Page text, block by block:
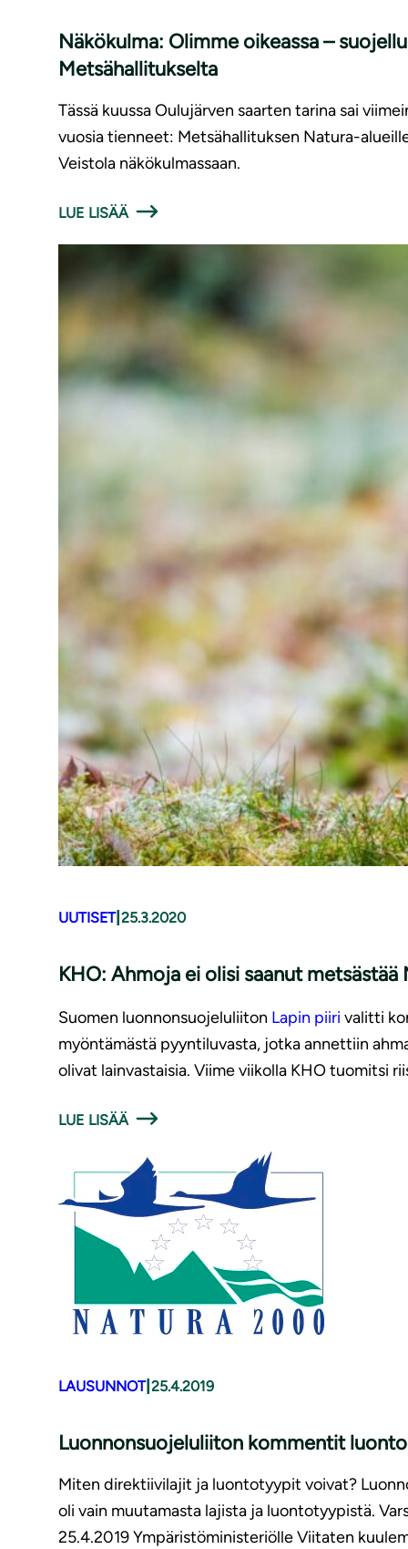
Näkökulma: Olimme oikeassa –
Metsähallitukselta
Tässä kuussa Oulujärven saarten tarina sai
vuosia tienneet: Metsähallituksen Natura-
Veistola näkökulmassaan.
LUE LISÄÄ
UUTISET| 25.3.2020
KHO: Ahmoja ei olisi saanut metsästää
Suomen luonnonsuojeluliiton Lapin piiri valitti
myöntämästä pyyntiluvasta, jotka annettiin
olivat lainvastaisia. Viime viikolla KHO tuomitsi
LUE LISÄÄ
LAUSUNNOT| 25.4.2019
Luon­non­suo­je­lu­lii­ton kommentit
Miten direktiivilajit ja luontotyypit voivat?
oli vain muutamasta lajista ja luontotyypistä.
25.4.2019 Ympäristöministeriölle Viitaten